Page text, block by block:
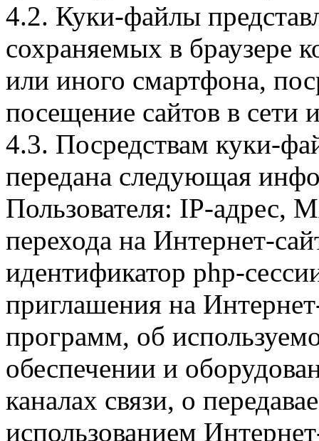
4.2. Куки-файлы
сохраняемых в браузере
или иного смартфона,
посещение сайтов в сети
4.3. Посредствам куки-
передана следующая
Пользователя: IP-адрес,
перехода на Интернет-
идентификатор php-
приглашения на
программ, об
обеспечении и
каналах связи, о
использованием